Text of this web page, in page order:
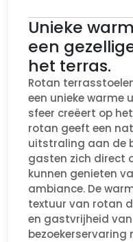
Unieke
een
het terras.
Rotan
een unieke warme
sfeer creëert op
rotan geeft een
uitstraling aan de
gasten zich direct
kunnen genieten
ambiance. De
textuur van rotan
en gastvrijheid
bezoekerservaring